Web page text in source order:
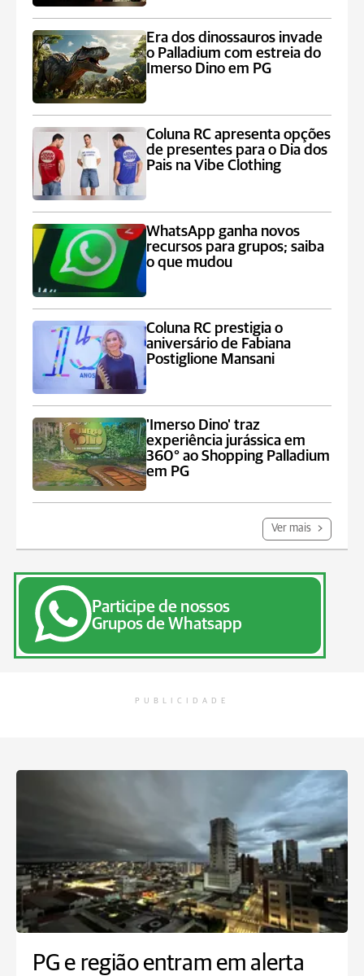
Era dos dinossauros invade
o Palladium com estreia do
Imerso Dino em PG
Coluna RC apresenta opções
de presentes para o Dia dos
Pais na Vibe Clothing
WhatsApp ganha novos
recursos para grupos; saiba
o que mudou
Coluna RC prestigia o
aniversário de Fabiana
Postiglione Mansani
'Imerso Dino' traz
experiência jurássica em
360° ao Shopping Palladium
em PG
Ver mais
Participe de nossos
Grupos de Whatsapp
PUBLICIDADE
PG e região entram em alerta